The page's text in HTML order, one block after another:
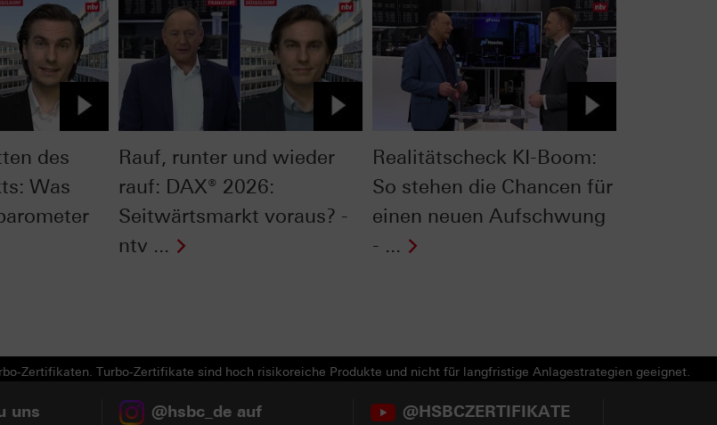
des
Was
Rauf, runter und wieder
rauf: DAX® 2026:
Seitwärtsmarkt voraus? -
ntv ...
Realitätscheck KI-Boom:
So stehen die Chancen für
einen neuen Aufschwung
- ...
Zertifikaten. Turbo-Zertifikate sind hoch risikoreiche Produkte und nicht für langfristige Anlagestrategien geeignet.
uns
@hsbc_de auf
@HSBCZERTIFIKATE